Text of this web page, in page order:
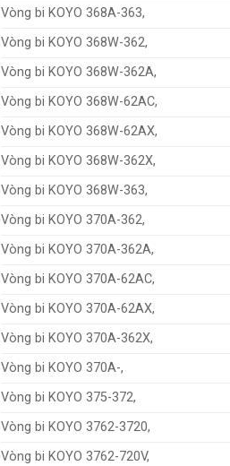
Vòng bi KOYO 368A-363,
Vòng bi KOYO 368W-362,
Vòng bi KOYO 368W-362A,
Vòng bi KOYO 368W-62AC,
Vòng bi KOYO 368W-62AX,
Vòng bi KOYO 368W-362X,
Vòng bi KOYO 368W-363,
Vòng bi KOYO 370A-362,
Vòng bi KOYO 370A-362A,
Vòng bi KOYO 370A-62AC,
Vòng bi KOYO 370A-62AX,
Vòng bi KOYO 370A-362X,
Vòng bi KOYO 370A-,
Vòng bi KOYO 375-372,
Vòng bi KOYO 3762-3720,
Vòng bi KOYO 3762-720V,